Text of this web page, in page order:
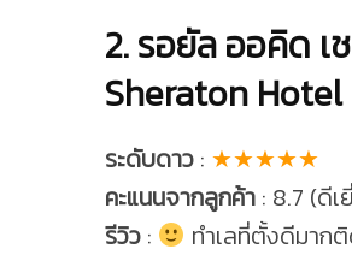
2. รอยัล ออคิด เ
Sheraton Hotel
ระดับดาว : ★★★★★
คะแนนจากลูกค้า : 8.7 (ดีเ
รีวิว :
ทำเลที่ตั้งดีมาก